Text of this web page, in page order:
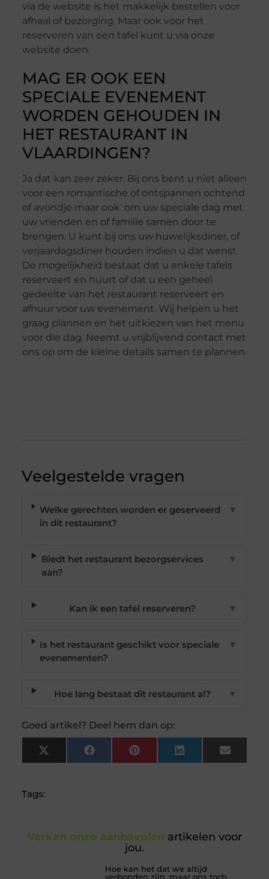
via de website is het makkelijk bestellen voor
afhaal of bezorging. Maar ook voor het
reserveren van een tafel kunt u via onze
website doen.
MAG ER OOK EEN
SPECIALE EVENEMENT
WORDEN GEHOUDEN IN
HET RESTAURANT IN
VLAARDINGEN?
Ja dat kan zeer zeker. Bij ons bent u niet alleen
voor een romantische of ontspannen ochtend
of avondje maar ook om uw speciale dag met
uw vrienden en of familie samen door te
brengen. U kunt bij ons uw huwelijksdiner, of
verjaardagsdiner houden indien u dat wenst.
De mogelijkheid bestaat dat u enkele tafels
reserveert en huurt of dat u een geheel
gedeelte van het restaurant reserveert en
afhuur voor uw evenement. Wij helpen u het
graag plannen en het uitkiezen van het menu
voor die dag. Neemt u vrijblijvend contact met
ons op om de kleine details samen te plannen.
Veelgestelde vragen
Welke gerechten worden er geserveerd
in dit restaurant?
▼
Biedt het restaurant bezorgservices
aan?
▼
Kan ik een tafel reserveren? ▼
Is het restaurant geschikt voor speciale
evenementen?
▼
Hoe lang bestaat dit restaurant al? ▼
Goed artikel? Deel hem dan op:
X
(Twitter)
FacebookPinterest LinkedIn Email
Tags:
Verken onze aanbevolen artikelen voor
jou.
Hoe kan het dat we altijd
verbonden zijn, maar ons toch